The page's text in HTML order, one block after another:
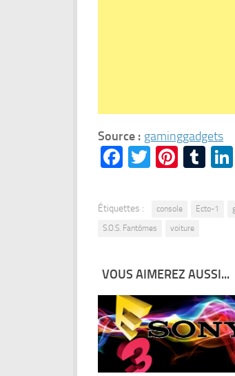
Source : gaminggadgets
Facebook
Twitter
Étiquettes : console Ecto-1
S.O.S. Fantômes
voiture
VOUS AIMEREZ AUSSI...